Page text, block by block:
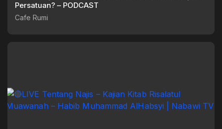
Persatuan? – PODCAST
Cafe Rumi